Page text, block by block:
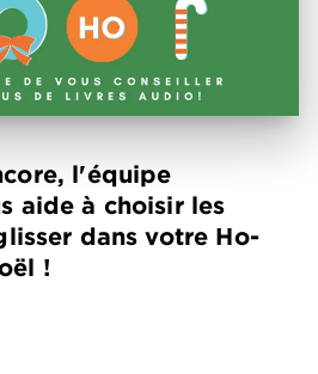
l'équipe
aide à choisir les
dans votre Ho-
!